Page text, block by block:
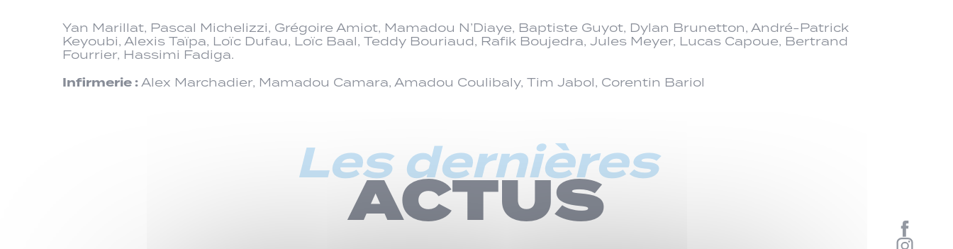
Yan Marillat, Pascal Michelizzi, Grégoire Amiot, Mamadou N’Diaye, Baptiste Guyot, Dylan Brunetton, André-Patrick
Keyoubi, Alexis Taïpa, Loïc Dufau, Loïc Baal, Teddy Bouriaud, Rafik Boujedra, Jules Meyer, Lucas Capoue, Bertrand
Fourrier, Hassimi Fadiga.
Infirmerie :Alex Marchadier, Mamadou Camara, Amadou Coulibaly, Tim Jabol, Corentin Bariol
Les dernières
ACTUS